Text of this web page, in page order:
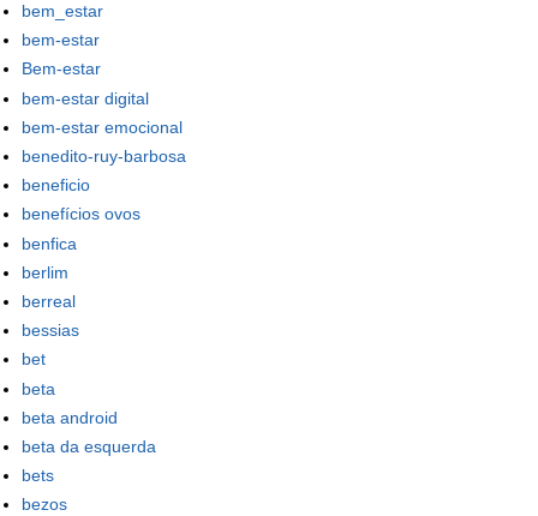
bem_estar
bem-estar
Bem-estar
bem-estar digital
bem-estar emocional
benedito-ruy-barbosa
beneficio
benefícios ovos
benfica
berlim
berreal
bessias
bet
beta
beta android
beta da esquerda
bets
bezos